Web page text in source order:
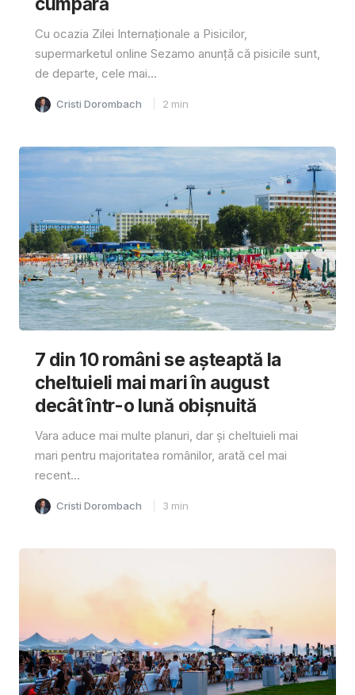
Cu ocazia Zilei Internaționale a Pisicilor,
supermarketul online Sezamo anunță că pisicile sunt,
de departe, cele mai...
Cristi Dorombach 2 min
7 din 10 români se așteaptă la
cheltuieli mai mari în august
decât într-o lună obișnuită
Vara aduce mai multe planuri, dar și cheltuieli mai
mari pentru majoritatea românilor, arată cel mai
recent...
Cristi Dorombach 3 min